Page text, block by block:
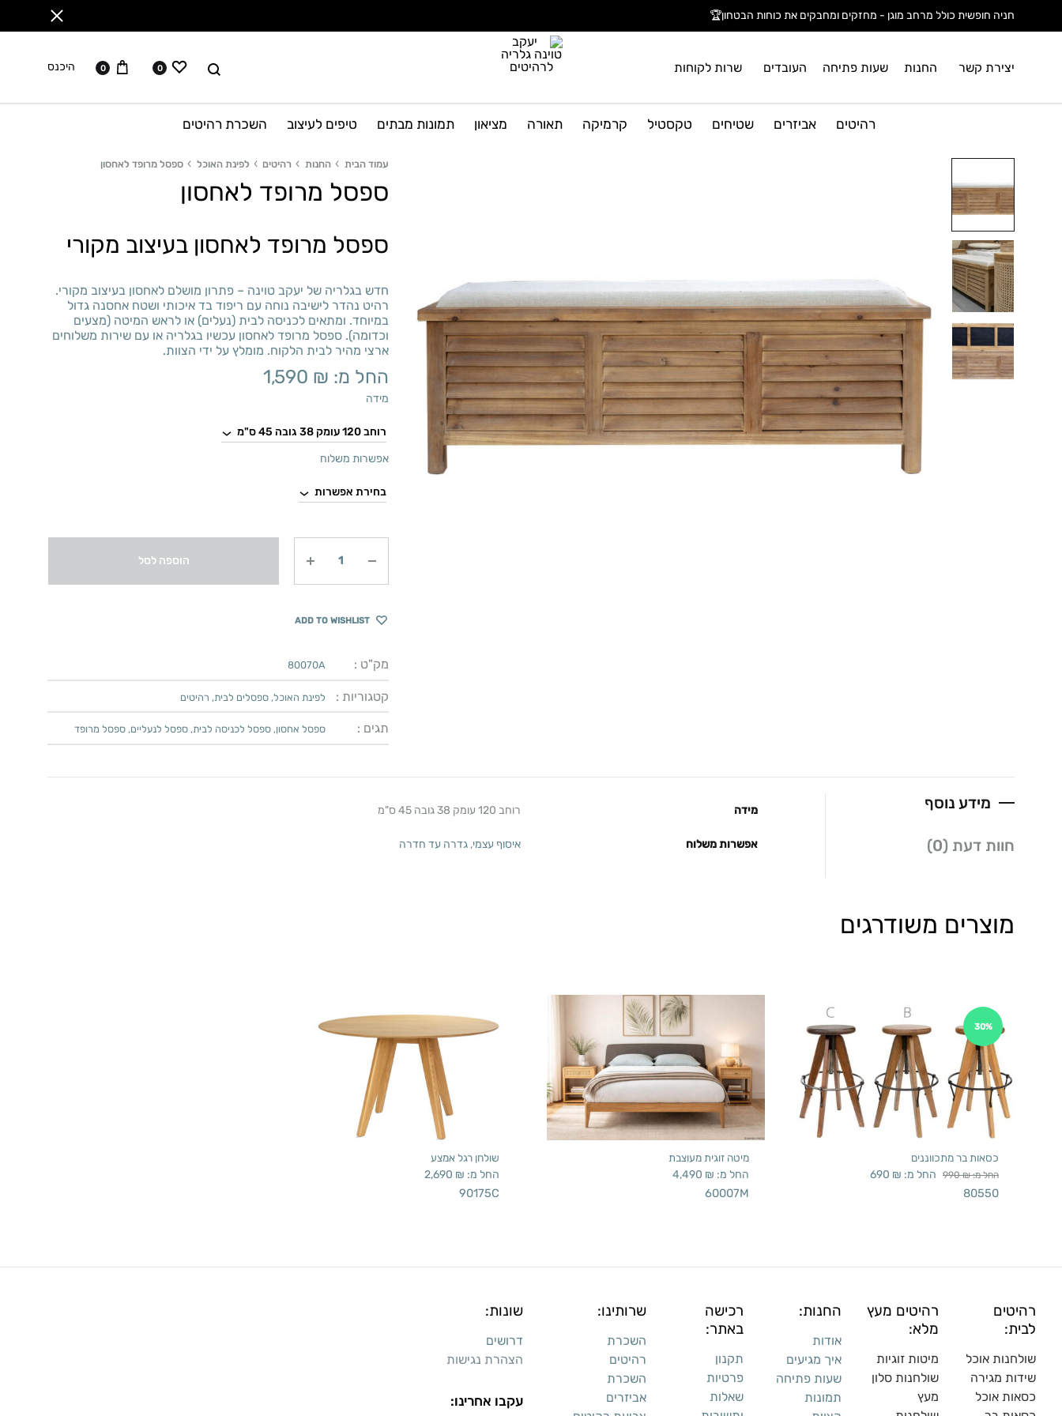
חניה חופשית כולל מרחב מוגן - מחזקים ומחבקים את כוחות הבטחון🏆
יצירת קשר החנות שעות פתיחה העובדים שרות לקוחות
יעקב
טוינה
גלריה
לרהיטים
לחפש ווישליסט
0 עגלה
0 היכנס
רהיטים אביזרים שטיחים טקסטיל קרמיקה תאורה מציאון תמונות מבתים טיפים לעיצוב השכרת רהיטים
עמוד הבית החנות רהיטים לפינת האוכל ספסל מרופד לאחסון
ספסל מרופד לאחסון
ספסל מרופד לאחסון בעיצוב מקורי
חדש בגלריה של יעקב טוינה – פתרון מושלם לאחסון בעיצוב מקורי.
רהיט נהדר לישיבה נוחה עם ריפוד בד איכותי ושטח אחסנה גדול
במיוחד. ומתאים לכניסה לבית (נעלים) או לראש המיטה (מצעים
וכדומה). ספסל מרופד לאחסון עכשיו בגלריה או עם שירות משלוחים
ארצי מהיר לבית הלקוח. מומלץ על ידי הצוות.
החל מ: 1,590 ₪
מידה
אפשרות משלוח
הוספה לסל
ADD TO WISHLIST
מק"ט : 80070A
קטגוריות : לפינת האוכל, ספסלים לבית, רהיטים
תגים : ספסל אחסון, ספסל לכניסה לבית, ספסל לנעליים, ספסל מרופד
מידע נוסף
חוות דעת (0)
מידה רוחב 120 עומק 38 גובה 45 ס"מ
אפשרות משלוח איסוף עצמי, גדרה עד חדרה
מוצרים משודרגים
30%
כסאות בר מתכווננים
החל מ: 990₪ החל מ: 690 ₪
80550
מיטה זוגית מעוצבת
החל מ: 4,490 ₪
60007M
שולחן רגל אמצע
החל מ: 2,690 ₪
90175C
רהיטים
לבית:
שולחנות אוכל
שידות מגירה
כסאות אוכל
רהיטים מעץ
מלא:
מיטות זוגיות
שולחנות סלון
מעץ
החנות:
אודות
איך מגיעים
שעות פתיחה
תמונות
רכישה
באתר:
תקנון
פרטיות
שאלות
שרותינו:
השכרת
רהיטים
השכרת
אביזרים
שונות:
דרושים
הצהרת נגישות
עקבו אחרינו: